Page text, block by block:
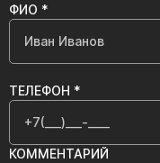
ФИО *
ТЕЛЕФОН *
КОММЕНТАРИЙ